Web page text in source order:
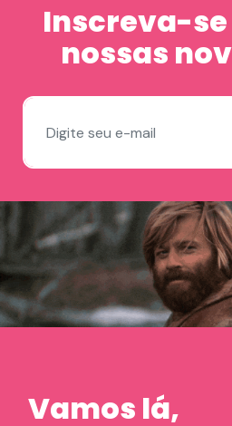
Inscreva-se
nossas
Vamos lá,